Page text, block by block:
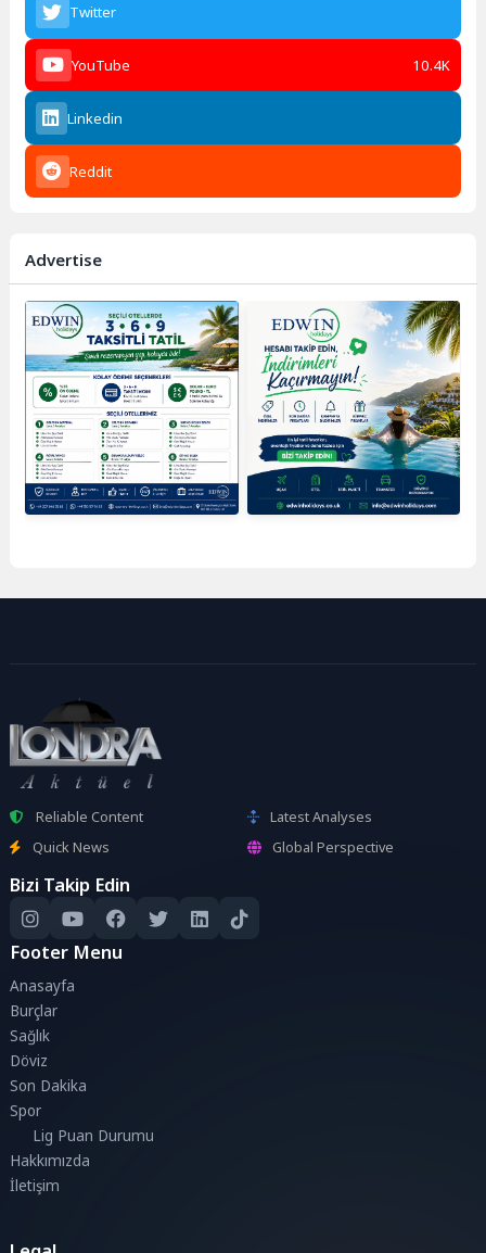
Twitter
YouTube 10.4K
Linkedin
Reddit
Advertise
Reliable Content
Latest Analyses
Quick News
Global Perspective
Bizi Takip Edin
Footer Menu
Anasayfa
Burçlar
Sağlık
Döviz
Son Dakika
Spor
Lig Puan Durumu
Hakkımızda
İletişim